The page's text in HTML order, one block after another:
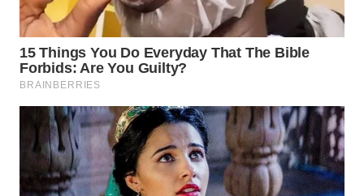
WN
BOGOR
DEPOK
WN
TAPANULI
UTARA